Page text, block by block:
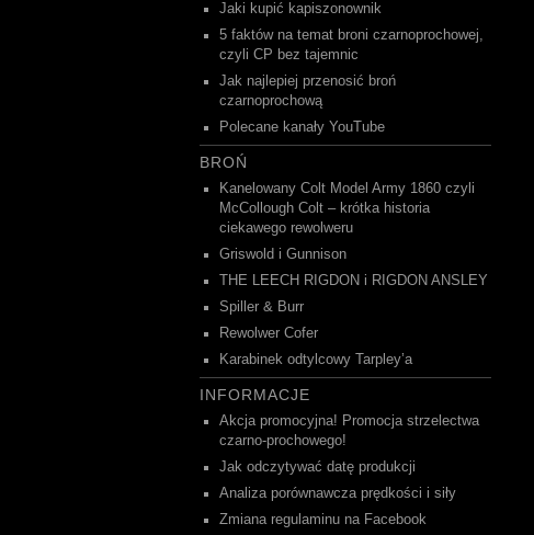
Jaki kupić kapiszonownik
5 faktów na temat broni czarnoprochowej,
czyli CP bez tajemnic
Jak najlepiej przenosić broń
czarnoprochową
Polecane kanały YouTube
BROŃ
Kanelowany Colt Model Army 1860 czyli
McCollough Colt – krótka historia
ciekawego rewolweru
Griswold i Gunnison
THE LEECH RIGDON i RIGDON ANSLEY
Spiller & Burr
Rewolwer Cofer
Karabinek odtylcowy Tarpley’a
INFORMACJE
Akcja promocyjna! Promocja strzelectwa
czarno-prochowego!
Jak odczytywać datę produkcji
Analiza porównawcza prędkości i siły
Zmiana regulaminu na Facebook